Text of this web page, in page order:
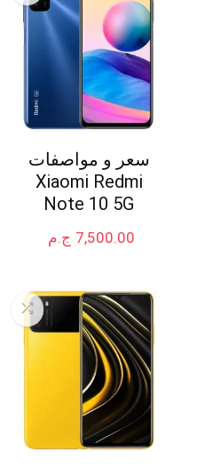
سعر و مواصفات
Xiaomi Redmi
Note 10 5G
ج.م 7,500.00